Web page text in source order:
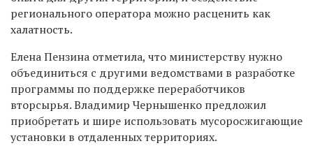
регионального оператора можно расценить как
халатность.
Елена Пензина отметила, что министерству нужно
объединиться с другими ведомствами в разработке
программы по поддержке переработчиков
вторсырья. Владимир Чернышенко предложил
приобретать и шире использовать мусоросжигающие
установки в отдаленных территориях.